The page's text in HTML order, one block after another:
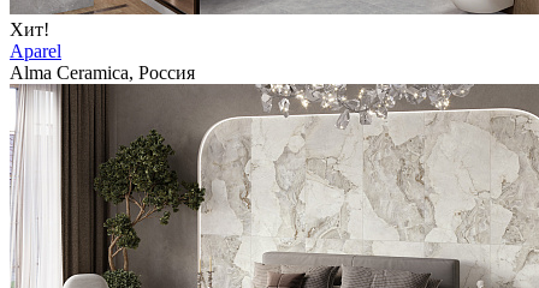
Хит!
Aparel
Alma Ceramica, Россия